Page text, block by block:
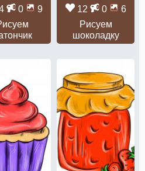
0
9
12 0
6
Рисуем
шоколадку